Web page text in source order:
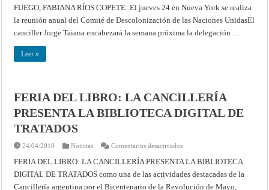
LA
ONU
LA
SEMANA
PRÓXIMA
DEL
FUEGO,
FABIANA
RÍOS
FUEGO, FABIANA RÍOS COPETE: El jueves 24 en Nueva York se realiza
la reunión anual del Comité de Descolonización de las Naciones UnidasEl
canciller Jorge Taiana encabezará la semana próxima la delegación …
Leer »
FERIA DEL LIBRO: LA CANCILLERÍA
PRESENTA LA BIBLIOTECA DIGITAL DE
TRATADOS
24/04/2010 Noticias Comentarios desactivadosen
DEL
LIBRO:
LA
PRESENTA
FERIA DEL LIBRO: LA CANCILLERÍA PRESENTA LA BIBLIOTECA
DIGITAL DE TRATADOS como una de las actividades destacadas de la
Cancillería argentina por el Bicentenario de la Revolución de Mayo,